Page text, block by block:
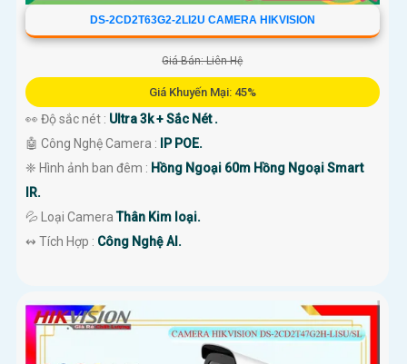
DS-2CD2T63G2-2LI2U CAMERA HIKVISION
Giá Bán: Liên Hệ
Giá Khuyến Mại: 45%
👀 Độ sắc nét : Ultra 3k + Sắc Nét .
🤖️ Công Nghệ Camera :
IP POE.
❈ Hình ảnh ban đêm : Hồng Ngoại 60m Hồng Ngoại Smart
IR.
💦 Loại CameraThân Kim loại.
️↭ Tích Hợp : Công Nghệ AI.